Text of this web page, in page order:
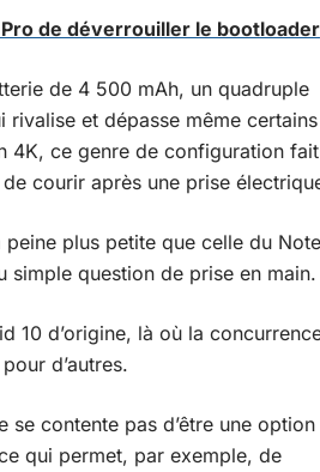
de déverrouiller le bootloader
de 4 500 mAh, un quadruple
et dépasse même certains
4K, ce genre de configuration fait
courir après une prise
plus petite que celle du Note
question de prise en main.
10 d’origine, là où la
d’autres.
contente pas d’être une option
qui permet, par exemple, de